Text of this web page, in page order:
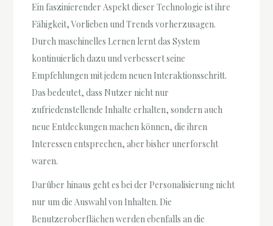
Ein faszinierender Aspekt dieser Technologie ist ihre
Fähigkeit, Vorlieben und Trends vorherzusagen.
Durch maschinelles Lernen lernt das System
kontinuierlich dazu und verbessert seine
Empfehlungen mit jedem neuen Interaktionsschritt.
Das bedeutet, dass Nutzer nicht nur
zufriedenstellende Inhalte erhalten, sondern auch
neue Entdeckungen machen können, die ihren
Interessen entsprechen, aber bisher unerforscht
waren.
Darüber hinaus geht es bei der Personalisierung nicht
nur um die Auswahl von Inhalten. Die
Benutzeroberflächen werden ebenfalls an die